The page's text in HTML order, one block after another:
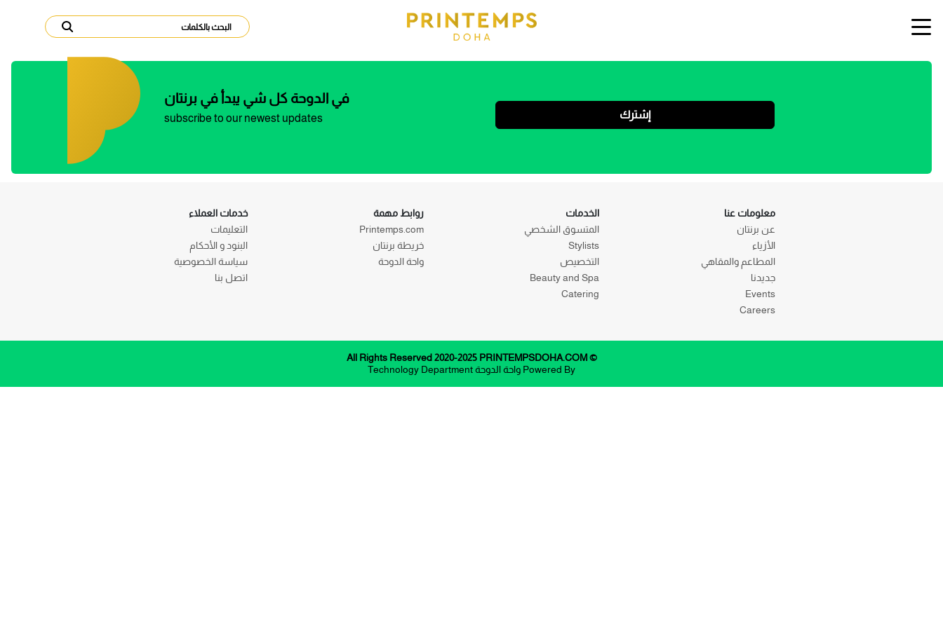
في الدوحة كل شي يبدأ في برنتان
subscribe to our newest updates إشترك
معلومات عنا
عن برنتان
الأزياء
المطاعم والمقاهي
جديدنا
Events
Careers
الخدمات
المتسوق الشخصي
Stylists
التخصيص
Beauty and Spa
Catering
روابط مهمة
Printemps.com
خريطة برنتان
واحة الدوحة
خدمات العملاء
التعليمات
البنود و الأحكام
سياسة الخصوصية
اتصل بنا
© All Rights Reserved 2020-2025 PRINTEMPSDOHA.COM
Powered By واحة الدوحة